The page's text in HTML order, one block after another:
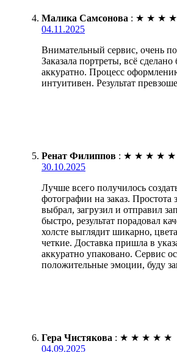
Малика Самсонова : ★ ★ ★ ★
04.11.2025
Внимательный сервис, очень
Заказала портреты, всё сделано
аккуратно. Процесс
интуитивен. Результат
Ренат Филиппов : ★ ★ ★ ★ ★
30.10.2025
Лучше всего получилось
фотографии на заказ. Простота
выбрал, загрузил и отправил
быстро, результат порадовал
холсте выглядит шикарно,
четкие. Доставка пришла в
аккуратно упаковано. Сервис
положительные эмоции, буду
Гера Чистякова : ★ ★ ★ ★ ★
04.09.2025